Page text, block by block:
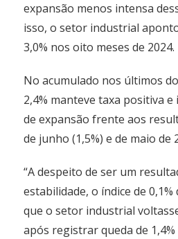
expansão menos intensa
isso, o setor industrial
3,0% nos oito meses de 2024.
No acumulado nos últimos
2,4% manteve taxa positiva
de expansão frente aos
de junho (1,5%) e de maio de
“A despeito de ser um
estabilidade, o índice de 0,1%
que o setor industrial
após registrar queda de